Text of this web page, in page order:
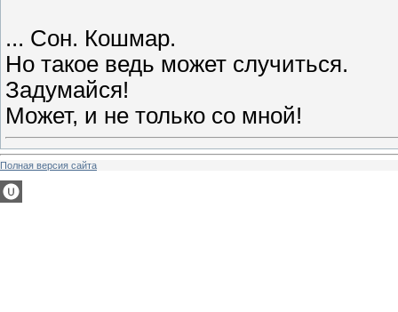
... Сон. Кошмар.
Но такое ведь может случиться.
Задумайся!
Может, и не только со мной!
Полная версия сайта